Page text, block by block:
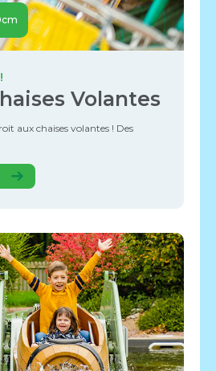
Volantes
aux chaises volantes ! Des